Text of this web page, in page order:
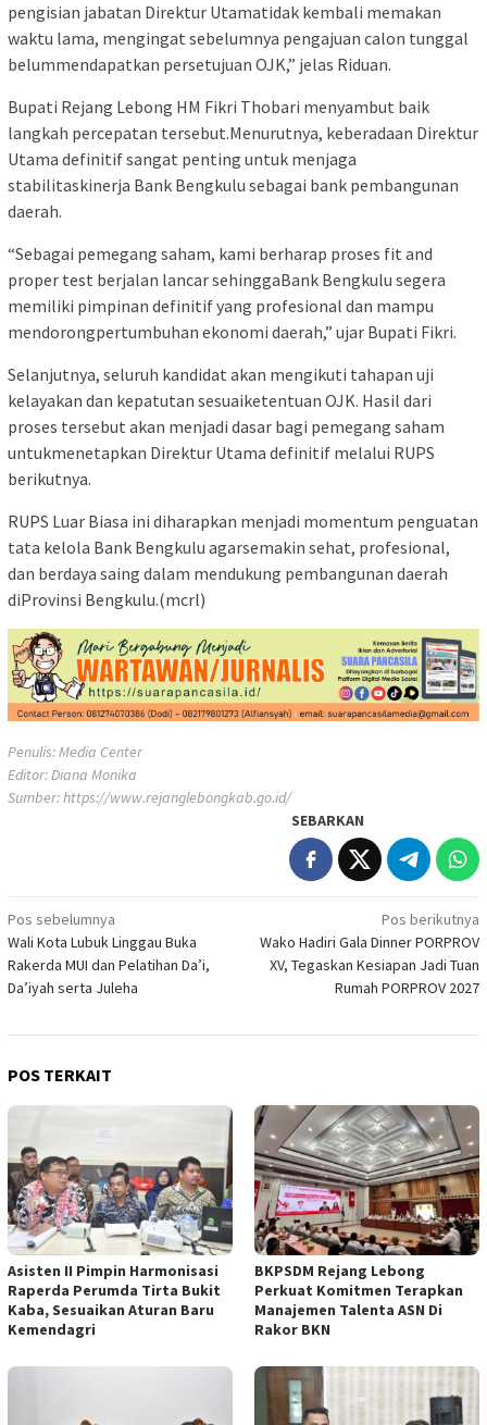
pengisian jabatan Direktur Utamatidak kembali memakan
waktu lama, mengingat sebelumnya pengajuan calon tunggal
belummendapatkan persetujuan OJK,” jelas Riduan.
Bupati Rejang Lebong HM Fikri Thobari menyambut baik
langkah percepatan tersebut.Menurutnya, keberadaan Direktur
Utama definitif sangat penting untuk menjaga
stabilitaskinerja Bank Bengkulu sebagai bank pembangunan
daerah.
“Sebagai pemegang saham, kami berharap proses fit and
proper test berjalan lancar sehinggaBank Bengkulu segera
memiliki pimpinan definitif yang profesional dan mampu
mendorongpertumbuhan ekonomi daerah,” ujar Bupati Fikri.
Selanjutnya, seluruh kandidat akan mengikuti tahapan uji
kelayakan dan kepatutan sesuaiketentuan OJK. Hasil dari
proses tersebut akan menjadi dasar bagi pemegang saham
untukmenetapkan Direktur Utama definitif melalui RUPS
berikutnya.
RUPS Luar Biasa ini diharapkan menjadi momentum penguatan
tata kelola Bank Bengkulu agarsemakin sehat, profesional,
dan berdaya saing dalam mendukung pembangunan daerah
diProvinsi Bengkulu.(mcrl)
Penulis: Media Center
Editor: Diana Monika
Sumber:https://www.rejanglebongkab.go.id/
SEBARKAN
Navigasi
pos
Pos sebelumnya
Wali Kota Lubuk Linggau Buka
Rakerda MUI dan Pelatihan Da’i,
Da’iyah serta Juleha
Pos berikutnya
Wako Hadiri Gala Dinner PORPROV
XV, Tegaskan Kesiapan Jadi Tuan
Rumah PORPROV 2027
POS TERKAIT
Asisten II Pimpin Harmonisasi
Raperda Perumda Tirta Bukit
Kaba, Sesuaikan Aturan Baru
Kemendagri
BKPSDM Rejang Lebong
Perkuat Komitmen Terapkan
Manajemen Talenta ASN Di
Rakor BKN